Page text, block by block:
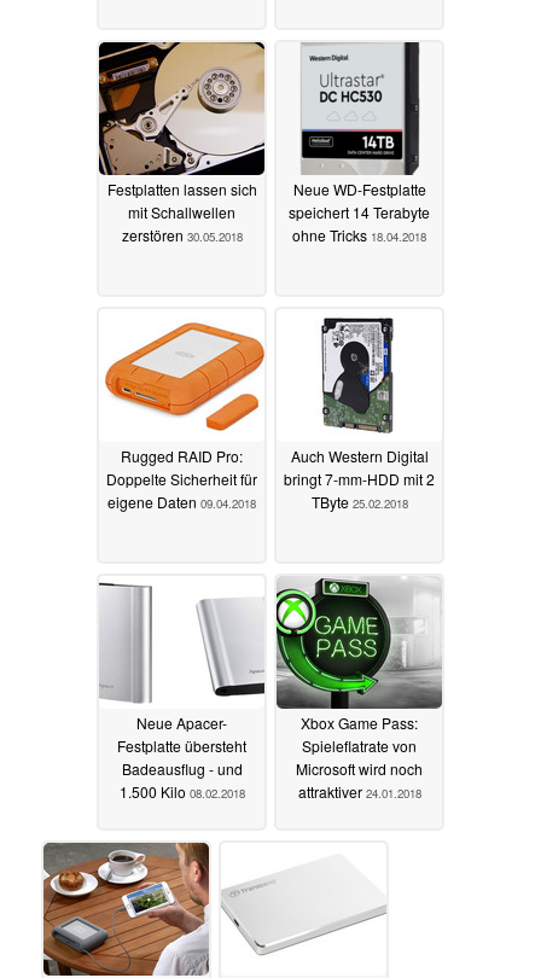
Festplatten lassen sich
mit Schallwellen
zerstören 30.05.2018
Neue WD-Festplatte
speichert 14 Terabyte
ohne Tricks 18.04.2018
Rugged RAID Pro:
Doppelte Sicherheit für
eigene Daten 09.04.2018
Auch Western Digital
bringt 7-mm-HDD mit 2
TByte 25.02.2018
Neue Apacer-
Festplatte übersteht
Badeausflug - und
1.500 Kilo 08.02.2018
Xbox Game Pass:
Spieleflatrate von
Microsoft wird noch
attraktiver 24.01.2018